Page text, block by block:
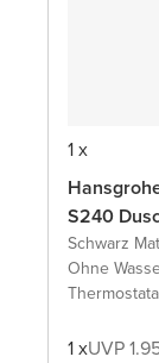
1 x
S240
Schwarz
Ohne
1 xUVP